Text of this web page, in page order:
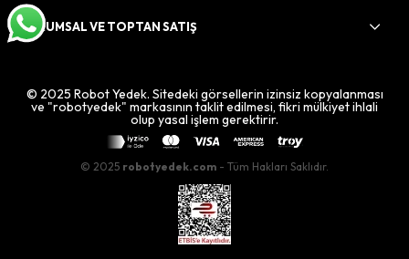
KURUMSAL VE TOPTAN SATIŞ
© 2025 Robot Yedek. Sitedeki görsellerin izinsiz kopyalanması
ve "robotyedek" markasının taklit edilmesi, fikri mülkiyet ihlali
olup yasal işlem gerektirir.
© 2025 robotyedek.com - Tüm Hakları Saklıdır.